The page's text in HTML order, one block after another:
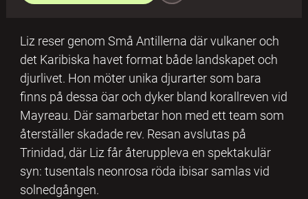
Liz reser genom Små Antillerna där vulkaner och
det Karibiska havet format både landskapet och
djurlivet. Hon möter unika djurarter som bara
finns på dessa öar och dyker bland korallreven vid
Mayreau. Där samarbetar hon med ett team som
återställer skadade rev. Resan avslutas på
Trinidad, där Liz får återuppleva en spektakulär
syn: tusentals neonrosa röda ibisar samlas vid
solnedgången.